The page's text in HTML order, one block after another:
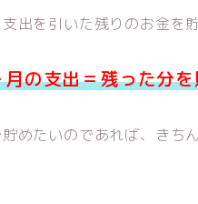
出を引いた残りのお金を
の支出＝残った分
めたいのであれば、きち